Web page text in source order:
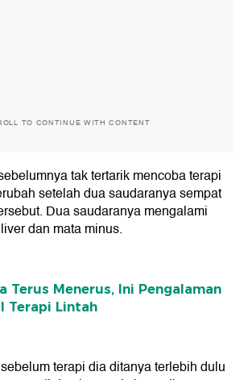
TO CONTINUE WITH CONTENT
tak tertarik mencoba terapi
setelah dua saudaranya sempat
Dua saudaranya mengalami
dan mata minus.
Terus Menerus, Ini Pengalaman
Terapi Lintah
terapi dia ditanya terlebih dulu